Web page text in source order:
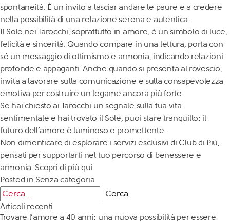
spontaneità. È un invito a lasciar andare le paure e a credere
nella possibilità di una relazione serena e autentica.
Il Sole nei Tarocchi, soprattutto in amore, è un simbolo di luce,
felicità e sincerità. Quando compare in una lettura, porta con
sé un messaggio di ottimismo e armonia, indicando relazioni
profonde e appaganti. Anche quando si presenta al rovescio,
invita a lavorare sulla comunicazione e sulla consapevolezza
emotiva per costruire un legame ancora più forte.
Se hai chiesto ai Tarocchi un segnale sulla tua vita
sentimentale e hai trovato il Sole, puoi stare tranquillo: il
futuro dell’amore è luminoso e promettente.
Non dimenticare di esplorare i servizi esclusivi di Club di Più,
pensati per supportarti nel tuo percorso di benessere e
armonia. Scopri di piùqui.
Posted in Senza categoria
Articoli recenti
Trovare l’amore a 40 anni: una nuova possibilità per essere